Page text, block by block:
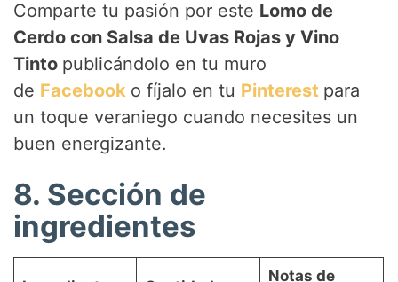
Comparte tu pasión por este Lomo de
Cerdo con Salsa de Uvas Rojas y Vino
Tinto publicándolo en tu muro
de Facebook o fíjalo en tu Pinterest para
un toque veraniego cuando necesites un
buen energizante.
8. Sección de
ingredientes
Notas de